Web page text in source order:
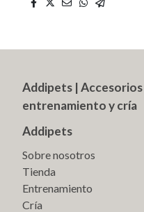
Addipets |
entrenamiento y cría
Addipets
Sobre nosotros
Tienda
Entrenamiento
Cría